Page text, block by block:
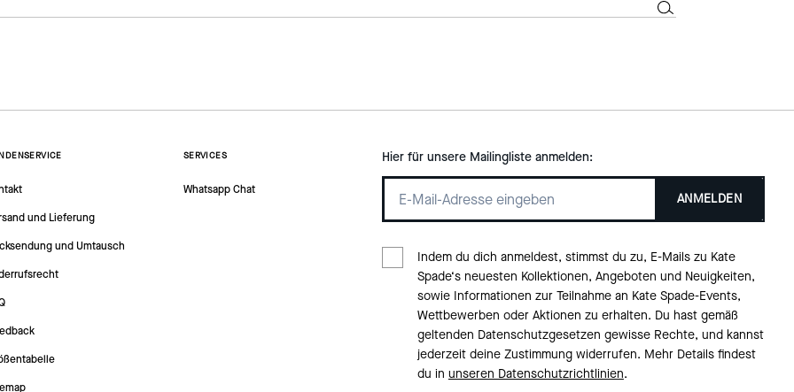
und Lieferung
und Umtausch
SERVICES
Whatsapp Chat
Hier für unsere Mailingliste anmelden:
ANMELDEN
Indem du dich anmeldest, stimmst du zu, E-Mails zu Kate
Spade‘s neuesten Kollektionen, Angeboten und Neuigkeiten,
sowie Informationen zur Teilnahme an Kate Spade-Events,
Wettbewerben oder Aktionen zu erhalten. Du hast gemäß
geltenden Datenschutzgesetzen gewisse Rechte, und kannst
jederzeit deine Zustimmung widerrufen. Mehr Details findest
du in unseren Datenschutzrichtlinien.